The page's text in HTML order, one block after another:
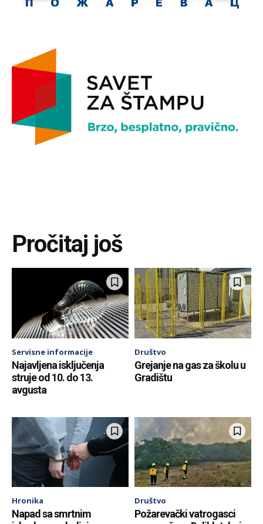
Pročitaj još
Servisne informacije
Najavljena isključenja
struje od 10. do 13.
avgusta
Društvo
Grejanje na gas za školu u
Gradištu
Hronika
Napad sa smrtnim
Društvo
Požarevački vatrogasci